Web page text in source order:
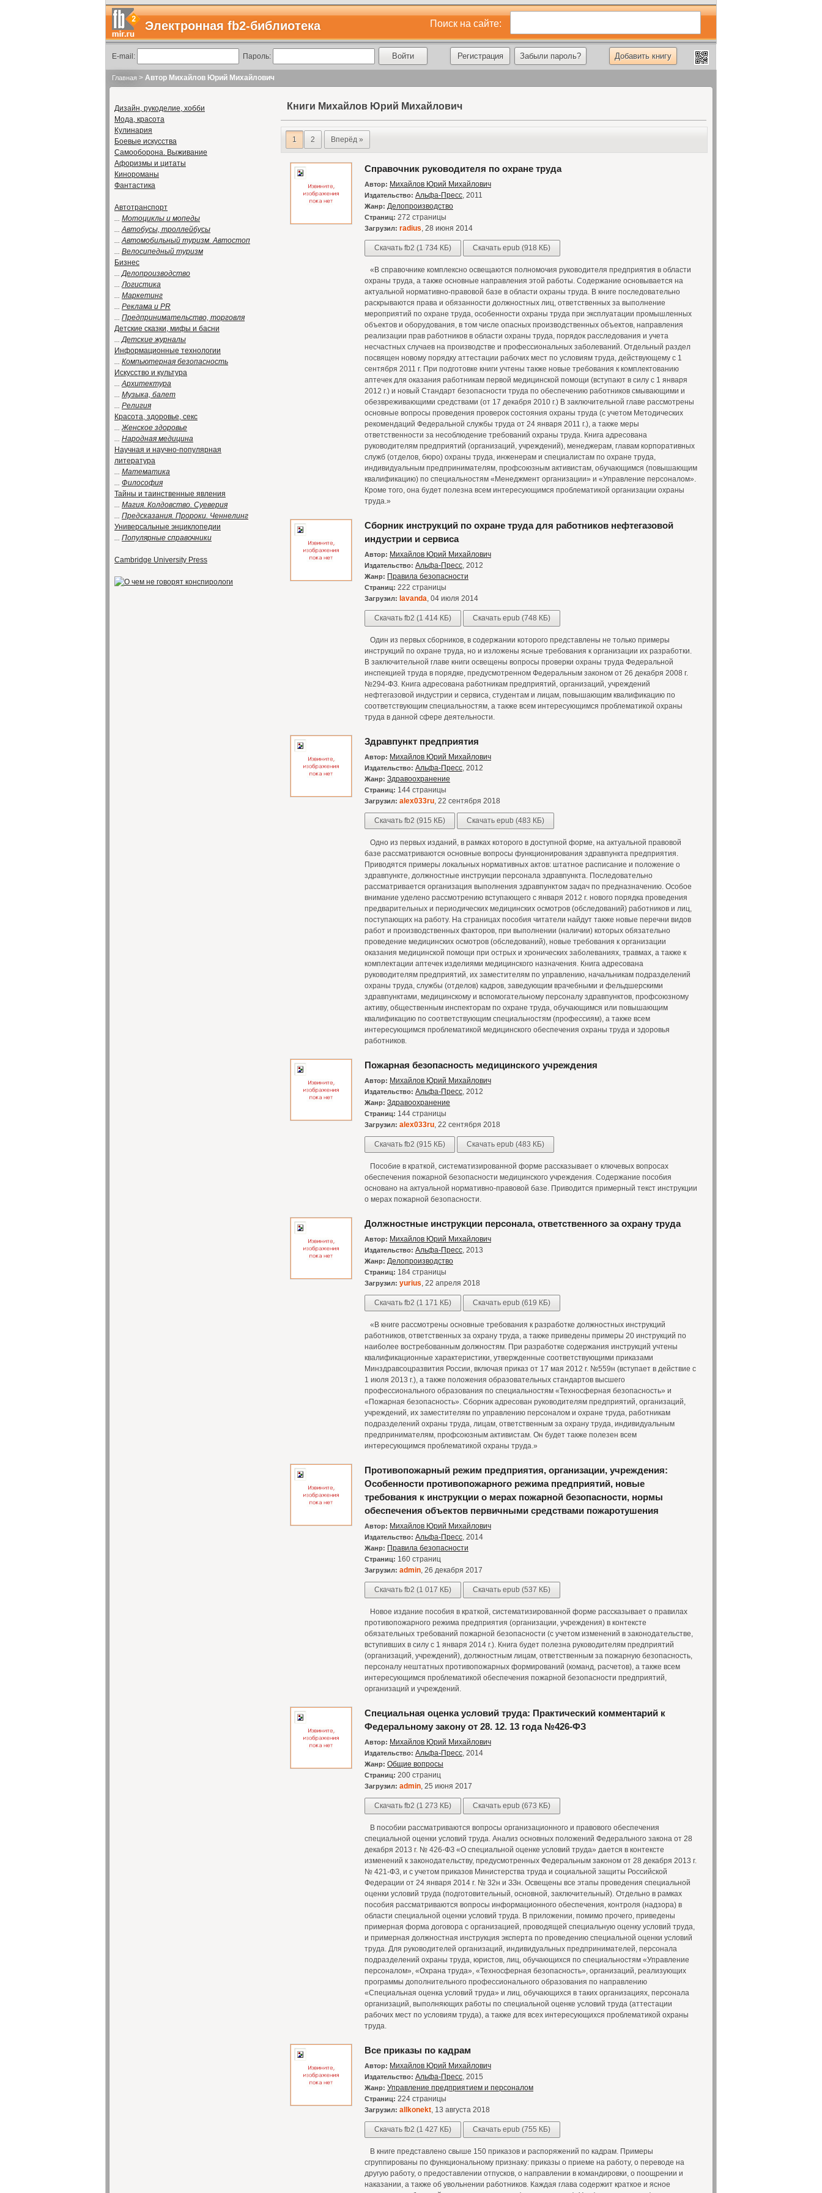
Электронная fb2-библиотека Поиск на сайте:
E-mail: Пароль: Регистрация Забыли пароль? Добавить книгу
Главная > Автор Михайлов Юрий Михайлович
Дизайн, рукоделие, хобби
Мода, красота
Кулинария
Боевые искусства
Самооборона. Выживание
Афоризмы и цитаты
Кинороманы
Фантастика
Автотранспорт
... Мотоциклы и мопеды
...Автобусы, троллейбусы
...Автомобильный туризм. Автостоп
... Велосипедный туризм
Бизнес
...Делопроизводство
...Логистика
... Маркетинг
... Реклама и PR
... Предпринимательство, торговля
Детские сказки, мифы и басни
...Детские журналы
Информационные технологии
... Компьютерная безопасность
Искусство и культура
...Архитектура
... Музыка, балет
... Религия
Красота, здоровье, секс
...Женское здоровье
... Народная медицина
Научная и научно-популярная
литература
... Математика
... Философия
Тайны и таинственные явления
... Магия. Колдовство. Суеверия
... Предсказания. Пророки. Ченнелинг
Универсальные энциклопедии
... Популярные справочники
Cambridge University Press
Книги Михайлов Юрий Михайлович
1 2 Вперёд »
Справочник руководителя по охране труда
Автор: Михайлов Юрий Михайлович
Издательство: Альфа-Пресс, 2011
Жанр: Делопроизводство
Страниц: 272 страницы
Загрузил: radius, 28 июня 2014
Скачать fb2 (1 734 КБ) Скачать epub (918 КБ)
«В справочнике комплексно освещаются полномочия руководителя предприятия в области
охраны труда, а также основные направления этой работы. Содержание основывается на
актуальной нормативно-правовой базе в области охраны труда. В книге последовательно
раскрываются права и обязанности должностных лиц, ответственных за выполнение
мероприятий по охране труда, особенности охраны труда при эксплуатации промышленных
объектов и оборудования, в том числе опасных производственных объектов, направления
реализации прав работников в области охраны труда, порядок расследования и учета
несчастных случаев на производстве и профессиональных заболеваний. Отдельный раздел
посвящен новому порядку аттестации рабочих мест по условиям труда, действующему с 1
сентября 2011 г. При подготовке книги учтены также новые требования к комплектованию
аптечек для оказания работникам первой медицинской помощи (вступают в силу с 1 января
2012 г.) и новый Стандарт безопасности труда по обеспечению работников смывающими и
обезвреживающими средствами (от 17 декабря 2010 г.) В заключительной главе рассмотрены
основные вопросы проведения проверок состояния охраны труда (с учетом Методических
рекомендаций Федеральной службы труда от 24 января 2011 г.), а также меры
ответственности за несоблюдение требований охраны труда. Книга адресована
руководителям предприятий (организаций, учреждений), менеджерам, главам корпоративных
служб (отделов, бюро) охраны труда, инженерам и специалистам по охране труда,
индивидуальным предпринимателям, профсоюзным активистам, обучающимся (повышающим
квалификацию) по специальностям «Менеджмент организации» и «Управление персоналом».
Кроме того, она будет полезна всем интересующимся проблематикой организации охраны
труда.»
Сборник инструкций по охране труда для работников нефтегазовой
индустрии и сервиса
Автор: Михайлов Юрий Михайлович
Издательство: Альфа-Пресс, 2012
Жанр: Правила безопасности
Страниц: 222 страницы
Загрузил: lavanda, 04 июля 2014
Скачать fb2 (1 414 КБ) Скачать epub (748 КБ)
Один из первых сборников, в содержании которого представлены не только примеры
инструкций по охране труда, но и изложены ясные требования к организации их разработки.
В заключительной главе книги освещены вопросы проверки охраны труда Федеральной
инспекцией труда в порядке, предусмотренном Федеральным законом от 26 декабря 2008 г.
№294-ФЗ. Книга адресована работникам предприятий, организаций, учреждений
нефтегазовой индустрии и сервиса, студентам и лицам, повышающим квалификацию по
соответствующим специальностям, а также всем интересующимся проблематикой охраны
труда в данной сфере деятельности.
Здравпункт предприятия
Автор: Михайлов Юрий Михайлович
Издательство: Альфа-Пресс, 2012
Жанр: Здравоохранение
Страниц: 144 страницы
Загрузил: alex033ru, 22 сентября 2018
Скачать fb2 (915 КБ) Скачать epub (483 КБ)
Одно из первых изданий, в рамках которого в доступной форме, на актуальной правовой
базе рассматриваются основные вопросы функционирования здравпункта предприятия.
Приводятся примеры локальных нормативных актов: штатное расписание и положение о
здравпункте, должностные инструкции персонала здравпункта. Последовательно
рассматривается организация выполнения здравпунктом задач по предназначению. Особое
внимание уделено рассмотрению вступающего с января 2012 г. нового порядка проведения
предварительных и периодических медицинских осмотров (обследований) работников и лиц,
поступающих на работу. На страницах пособия читатели найдут также новые перечни видов
работ и производственных факторов, при выполнении (наличии) которых обязательно
проведение медицинских осмотров (обследований), новые требования к организации
оказания медицинской помощи при острых и хронических заболеваниях, травмах, а также к
комплектации аптечек изделиями медицинского назначения. Книга адресована
руководителям предприятий, их заместителям по управлению, начальникам подразделений
охраны труда, службы (отделов) кадров, заведующим врачебными и фельдшерскими
здравпунктами, медицинскому и вспомогательному персоналу здравпунктов, профсоюзному
активу, общественным инспекторам по охране труда, обучающимся или повышающим
квалификацию по соответствующим специальностям (профессиям), а также всем
интересующимся проблематикой медицинского обеспечения охраны труда и здоровья
работников.
Пожарная безопасность медицинского учреждения
Автор: Михайлов Юрий Михайлович
Издательство: Альфа-Пресс, 2012
Жанр: Здравоохранение
Страниц: 144 страницы
Загрузил: alex033ru, 22 сентября 2018
Скачать fb2 (915 КБ) Скачать epub (483 КБ)
Пособие в краткой, систематизированной форме рассказывает о ключевых вопросах
обеспечения пожарной безопасности медицинского учреждения. Содержание пособия
основано на актуальной нормативно-правовой базе. Приводится примерный текст инструкции
о мерах пожарной безопасности.
Должностные инструкции персонала, ответственного за охрану труда
Автор: Михайлов Юрий Михайлович
Издательство: Альфа-Пресс, 2013
Жанр: Делопроизводство
Страниц: 184 страницы
Загрузил: yurius, 22 апреля 2018
Скачать fb2 (1 171 КБ) Скачать epub (619 КБ)
«В книге рассмотрены основные требования к разработке должностных инструкций
работников, ответственных за охрану труда, а также приведены примеры 20 инструкций по
наиболее востребованным должностям. При разработке содержания инструкций учтены
квалификационные характеристики, утвержденные соответствующими приказами
Минздравсоцразвития России, включая приказ от 17 мая 2012 г. №559н (вступает в действие с
1 июля 2013 г.), а также положения образовательных стандартов высшего
профессионального образования по специальностям «Техносферная безопасность» и
«Пожарная безопасность». Сборник адресован руководителям предприятий, организаций,
учреждений, их заместителям по управлению персоналом и охране труда, работникам
подразделений охраны труда, лицам, ответственным за охрану труда, индивидуальным
предпринимателям, профсоюзным активистам. Он будет также полезен всем
интересующимся проблематикой охраны труда.»
Противопожарный режим предприятия, организации, учреждения:
Особенности противопожарного режима предприятий, новые
требования к инструкции о мерах пожарной безопасности, нормы
обеспечения объектов первичными средствами пожаротушения
Автор: Михайлов Юрий Михайлович
Издательство: Альфа-Пресс, 2014
Жанр: Правила безопасности
Страниц: 160 страниц
Загрузил: admin, 26 декабря 2017
Скачать fb2 (1 017 КБ) Скачать epub (537 КБ)
Новое издание пособия в краткой, систематизированной форме рассказывает о правилах
противопожарного режима предприятия (организации, учреждения) в контексте
обязательных требований пожарной безопасности (с учетом изменений в законодательстве,
вступивших в силу с 1 января 2014 г.). Книга будет полезна руководителям предприятий
(организаций, учреждений), должностным лицам, ответственным за пожарную безопасность,
персоналу нештатных противопожарных формирований (команд, расчетов), а также всем
интересующимся проблематикой обеспечения пожарной безопасности предприятий,
организаций и учреждений.
Специальная оценка условий труда: Практический комментарий к
Федеральному закону от 28. 12. 13 года №426-ФЗ
Автор: Михайлов Юрий Михайлович
Издательство: Альфа-Пресс, 2014
Жанр: Общие вопросы
Страниц: 200 страниц
Загрузил: admin, 25 июня 2017
Скачать fb2 (1 273 КБ) Скачать epub (673 КБ)
В пособии рассматриваются вопросы организационного и правового обеспечения
специальной оценки условий труда. Анализ основных положений Федерального закона от 28
декабря 2013 г. № 426-ФЗ «О специальной оценке условий труда» дается в контексте
изменений к законодательству, предусмотренных Федеральным законом от 28 декабря 2013 г.
№ 421-ФЗ, и с учетом приказов Министерства труда и социальной защиты Российской
Федерации от 24 января 2014 г. № 32н и ЗЗн. Освещены все этапы проведения специальной
оценки условий труда (подготовительный, основной, заключительный). Отдельно в рамках
пособия рассматриваются вопросы информационного обеспечения, контроля (надзора) в
области специальной оценки условий труда. В приложении, помимо прочего, приведены
примерная форма договора с организацией, проводящей специальную оценку условий труда,
и примерная должностная инструкция эксперта по проведению специальной оценки условий
труда. Для руководителей организаций, индивидуальных предпринимателей, персонала
подразделений охраны труда, юристов, лиц, обучающихся по специальностям «Управление
персоналом», «Охрана труда», «Техносферная безопасность», организаций, реализующих
программы дополнительного профессионального образования по направлению
«Специальная оценка условий труда» и лиц, обучающихся в таких организациях, персонала
организаций, выполняющих работы по специальной оценке условий труда (аттестации
рабочих мест по условиям труда), а также для всех интересующихся проблематикой охраны
труда.
Все приказы по кадрам
Автор: Михайлов Юрий Михайлович
Издательство: Альфа-Пресс, 2015
Жанр: Управление предприятием и персоналом
Страниц: 224 страницы
Загрузил: allkonekt, 13 августа 2018
Скачать fb2 (1 427 КБ) Скачать epub (755 КБ)
В книге представлено свыше 150 приказов и распоряжений по кадрам. Примеры
сгруппированы по функциональному признаку: приказы о приеме на работу, о переводе на
другую работу, о предоставлении отпусков, о направлении в командировки, о поощрении и
наказании, а также об увольнении работников. Каждая глава содержит краткое и ясное